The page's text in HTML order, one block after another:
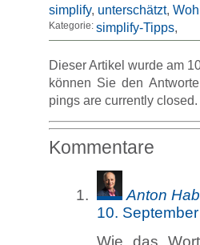
simplify, unterschätzt,
Kategorie: simplify-Tipps
Dieser Artikel wurde am
können Sie den
pings are currently closed.
Kommentare
Anton
10.
Wie das